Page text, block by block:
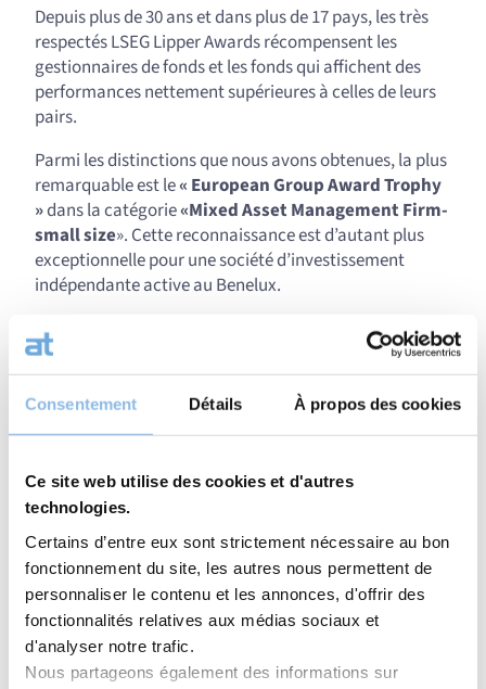
Consentement Détails À propos des cookies
Ce site web utilise des cookies et d'autres
technologies.
Certains d’entre eux sont strictement nécessaire au bon
fonctionnement du site, les autres nous permettent de
personnaliser le contenu et les annonces, d'offrir des
fonctionnalités relatives aux médias sociaux et
d'analyser notre trafic.
Nous partageons également des informations sur
Depuis plus de 30 ans et dans plus de 17 pays, les très
respectés LSEG Lipper Awards récompensent les
gestionnaires de fonds et les fonds qui affichent des
performances nettement supérieures à celles de leurs
pairs.
Parmi les distinctions que nous avons obtenues, la plus
remarquable est le« European Group Award Trophy
»dans la catégorie«Mixed Asset Management Firm-
small size». Cette reconnaissance est d’autant plus
exceptionnelle pour une société d’investissement
indépendante active au Benelux.
Notre succès repose principalement sur la façon dont
nous investissons. Depuis plus de trente ans, nous
avons mis en place un processus d’investissement
solide, que nous suivons au travers d’un tableau de
bord qui nous permet de prendre des décisions
simplement des investissements systématiquement
diversifiés, et notre capacité à laisser le temps faire son
mode et les krachs boursiers.
Cette distinction décernée par LSEG Lipper Refinitiv
souligne une fois encore la position de CapitalatWork
Foyer Group en tant qu’acteur de niche leader dans le
secteur de la gestion d’actifs. Elle confirme l’efficacité